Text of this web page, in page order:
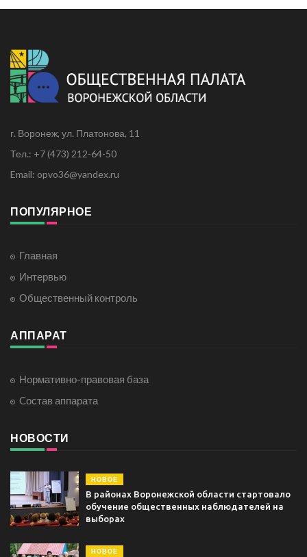
г. Воронеж, ул. Платонова, 11
Тел.: +7 (473) 212-64-50
Email: opvo36@yandex.ru
ПОПУЛЯРНОЕ
Главная
Интервью
Общественный контроль
АППАРАТ
Нормативно-правовая база
Cостав аппарата
НОВОСТИ
НОВОЕ
В районах Воронежской области стартовало
обучение общественных наблюдателей на
выборах
НОВОЕ